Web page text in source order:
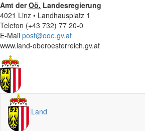
Amt derOö. Landesregierung
4021 Linz • Landhausplatz 1
Telefon (+43 732) 77 20-0
E-Mail post@ooe.gv.at
www.land-oberoesterreich.gv.at
Land